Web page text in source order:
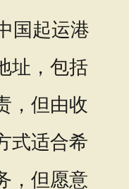
国起运港
址，包括
，但由收
式适合希
，但愿意